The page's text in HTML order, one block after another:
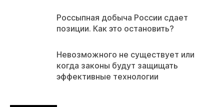
Россыпная добыча России сдает
позиции. Как это остановить?
Невозможного не существует или
когда законы будут защищать
эффективные технологии